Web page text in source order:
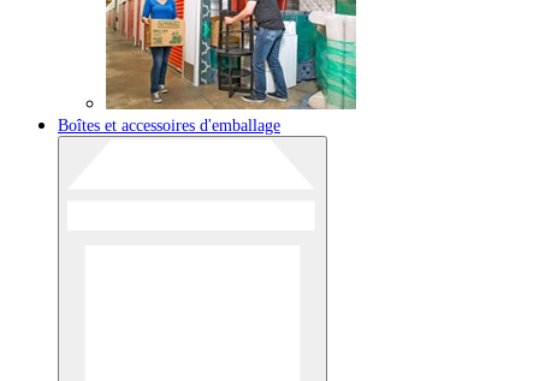
Boîtes et accessoires d'emballage